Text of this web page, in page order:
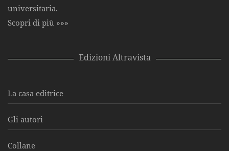
universitaria.
Scopri di più »»»
Edizioni Altravista
La casa editrice
Gli autori
Collane